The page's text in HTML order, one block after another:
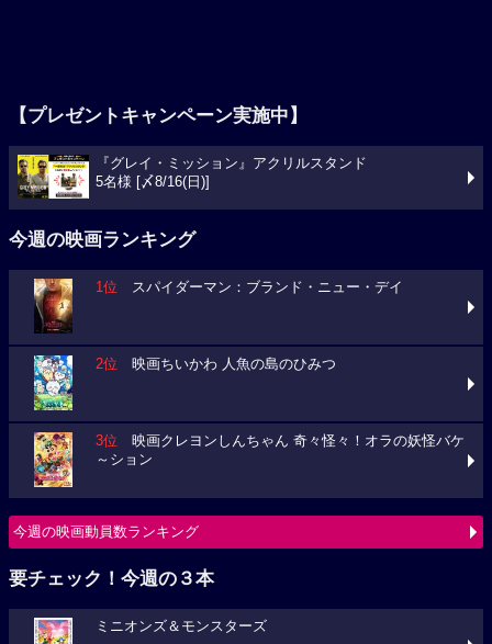
【プレゼントキャンペーン実施中】
『グレイ・ミッション』アクリルスタンド
5名様 [〆8/16(日)]
今週の映画ランキング
1位 スパイダーマン：ブランド・ニュー・デイ
2位 映画ちいかわ 人魚の島のひみつ
3位 映画クレヨンしんちゃん 奇々怪々！オラの妖怪バケ
～ション
今週の映画動員数ランキング
要チェック！今週の３本
ミニオンズ＆モンスターズ